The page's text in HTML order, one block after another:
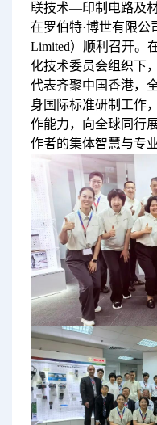
联技术—印制电路及
在罗伯特·博世有限公
Limited）顺利召开。
化技术委员会组织下
代表齐聚中国香港，
身国际标准研制工作
作能力，向全球同行
作者的集体智慧与专业